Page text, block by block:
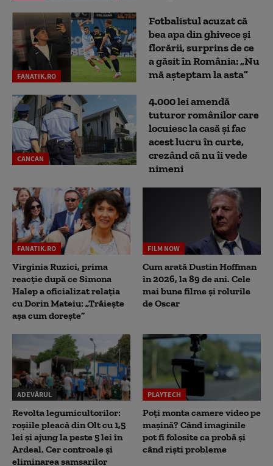
FANATIK.RO
Fotbalistul acuzat că
bea apa din ghivece și
florării, surprins de ce
a găsit în România: „Nu
mă așteptam la asta”
CANCAN
4.000 lei amendă
tuturor românilor care
locuiesc la casă și fac
acest lucru în curte,
crezând că nu îi vede
nimeni
FANATIK.RO
Virginia Ruzici, prima
reacție după ce Simona
Halep a oficializat relația
cu Dorin Mateiu: „Trăiește
așa cum dorește”
FILM NOW
Cum arată Dustin Hoffman
în 2026, la 89 de ani. Cele
mai bune filme și rolurile
de Oscar
ADEVĂRUL
Revolta legumicultorilor:
roșiile pleacă din Olt cu 1,5
lei și ajung la peste 5 lei în
Ardeal. Cer controale și
eliminarea samsarilor
PLAYTECH
Poți monta camere video pe
mașină? Când imaginile
pot fi folosite ca probă și
când riști probleme